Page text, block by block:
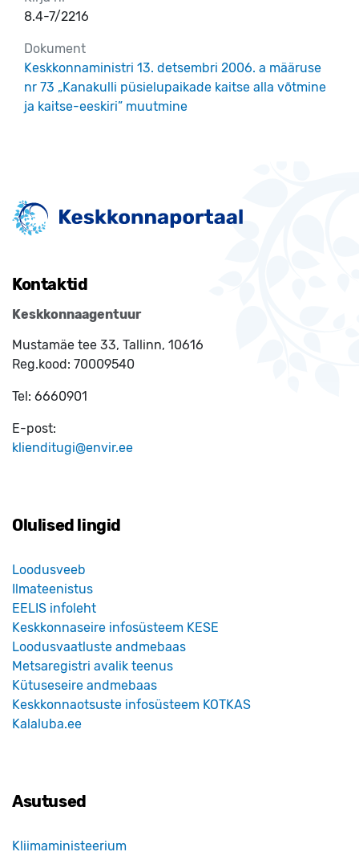
8.4-7/2216
Dokument
Keskkonnaministri 13. detsembri 2006. a määruse
nr 73 „Kanakulli püsielupaikade kaitse alla võtmine
ja kaitse-eeskiri” muutmine
Kontaktid
Keskkonnaagentuur
Mustamäe tee 33, Tallinn, 10616
Reg.kood: 70009540
Tel: 6660901
E-post:
klienditugi@envir.ee
Olulised lingid
Loodusveeb
Ilmateenistus
EELIS infoleht
Keskkonnaseire infosüsteem KESE
Loodusvaatluste andmebaas
Metsaregistri avalik teenus
Kütuseseire andmebaas
Keskkonnaotsuste infosüsteem KOTKAS
Kalaluba.ee
Asutused
Kliimaministeerium